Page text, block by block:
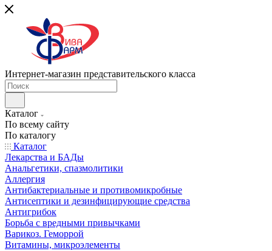
Интернет-магазин представительского класса
Каталог
По всему сайту
По каталогу
Каталог
Лекарства и БАДы
Анальгетики, спазмолитики
Аллергия
Антибактериальные и противомикробные
Антисептики и дезинфицирующие средства
Антигрибок
Борьба с вредными привычками
Варикоз. Геморрой
Витамины, микроэлементы